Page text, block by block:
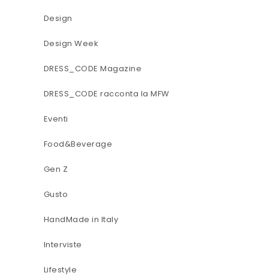
Design
Design Week
DRESS_CODE Magazine
DRESS_CODE racconta la MFW
Eventi
Food&Beverage
Gen Z
Gusto
HandMade in Italy
Interviste
Lifestyle